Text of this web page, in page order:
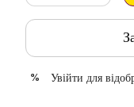
% Увійти для